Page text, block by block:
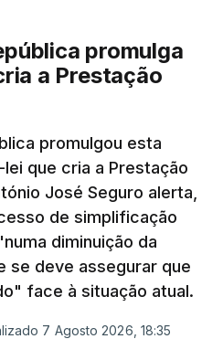
promulga
a Prestação
promulgou esta
que cria a Prestação
José Seguro alerta,
de simplificação
diminuição da
se deve assegurar que
face à situação atual.
7 Agosto 2026, 18:35